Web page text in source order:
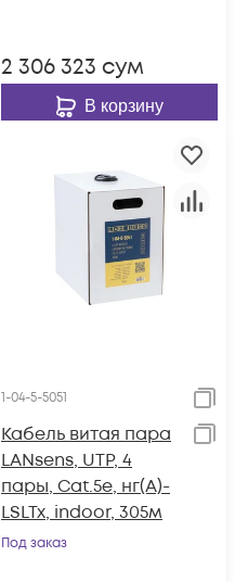
2 306 323 сум
В корзину
1-04-5-5051
Кабель витая пара
LANsens, UTP, 4
пары, Cat.5e, нг(А)-
LSLTx, indoor, 305м
Под заказ